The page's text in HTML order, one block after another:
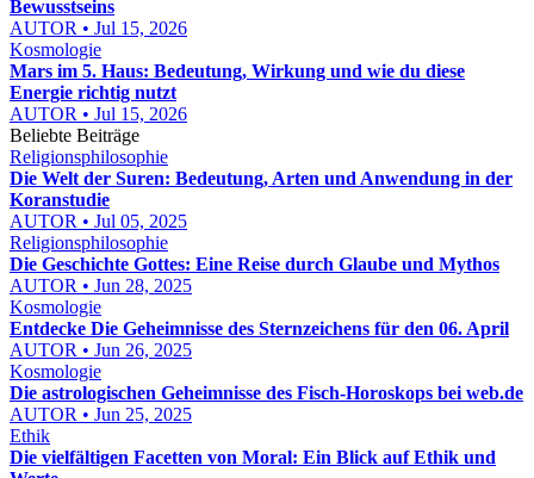
Bewusstseins
AUTOR • Jul 15, 2026
Kosmologie
Mars im 5. Haus: Bedeutung, Wirkung und wie du diese
Energie richtig nutzt
AUTOR • Jul 15, 2026
Beliebte Beiträge
Religionsphilosophie
Die Welt der Suren: Bedeutung, Arten und Anwendung in der
Koranstudie
AUTOR • Jul 05, 2025
Religionsphilosophie
Die Geschichte Gottes: Eine Reise durch Glaube und Mythos
AUTOR • Jun 28, 2025
Kosmologie
Entdecke Die Geheimnisse des Sternzeichens für den 06. April
AUTOR • Jun 26, 2025
Kosmologie
Die astrologischen Geheimnisse des Fisch-Horoskops bei web.de
AUTOR • Jun 25, 2025
Ethik
Die vielfältigen Facetten von Moral: Ein Blick auf Ethik und